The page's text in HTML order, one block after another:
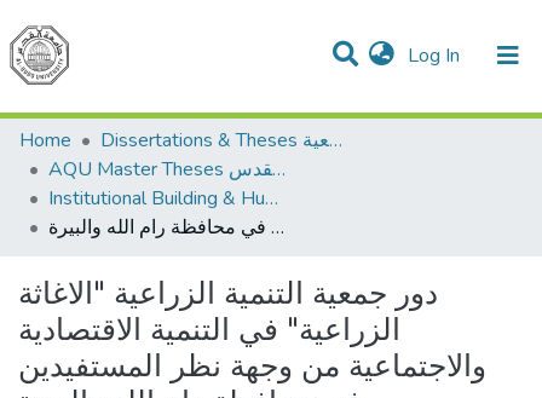
Log In (current)
Communities & Collections
All of DSpace
Home
Dissertations & Theses الرسائل الجامعية
AQU Master Theses الرسائل الجامعية الخاصة بجامعة القدس
Institutional Building & Human Res. Dev. بناء مؤسسات وتنمية موارد بشرية
دور جمعية التنمية الزراعية "الاغاثة الزراعية" في التنمية الاقتصادية والاجتماعية من وجهة نظر المستفيدين في محافظة رام الله والبيرة
دور جمعية التنمية الزراعية "الاغاثة
الزراعية" في التنمية الاقتصادية
والاجتماعية من وجهة نظر المستفيدين